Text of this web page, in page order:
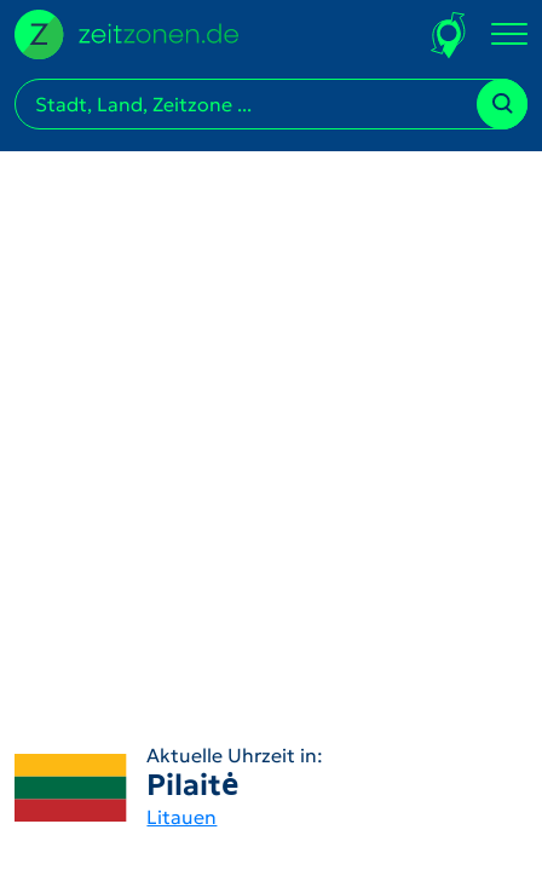
Aktuelle Uhrzeit in:
Pilaitė
Litauen